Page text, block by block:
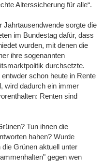
Alterssicherung für alle“.
sorgte die
im Bundestag dafür, dass
wurden, mit denen die
ihre sogenannten
durchsetzte.
schon heute in Rente
wird dadurch ein immer
Renten sind
Tun ihnen die
hahen? Wurde
Grünen aktuell unter
gegen wen